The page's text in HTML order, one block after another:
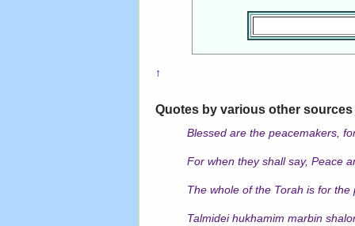
↑
Quotes by various other sources
Blessed are the peacemakers,
For when they shall say, Peace
The whole of the Torah is for
Talmidei hukhamim marbin